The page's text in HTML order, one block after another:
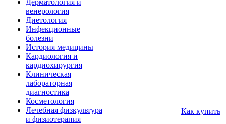
Дерматология и
венерология
Диетология
Инфекционные
болезни
История медицины
Кардиология и
кардиохирургия
Клиническая
лабораторная
диагностика
Косметология
Лечебная физкультура
и физиотерапия
Как купить